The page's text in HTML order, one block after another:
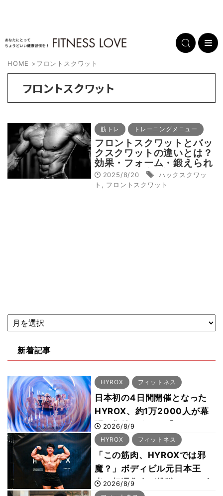
HOME >フロントスクワット
フロントスクワット
筋トレ トレーニングメニュー
フロントスクワットとバッ
クスクワットの違いとは？
効果・フォーム・鍛えられ
る部位を徹底解説
2025/8/20
ハックスクワッ
ト
フロントスクワット
新着記事
HYROX フィットネス
日本初の4日間開催となった
HYROX、約1万2000人が幕
張に集結 すでに「2028、
29年の大会も準備」
2026/8/9
HYROX フィットネス
「この筋肉、HYROXでは邪
魔？」ボディビル元日本王
者・相澤隼人が挑戦 バーピ
2026/8/9